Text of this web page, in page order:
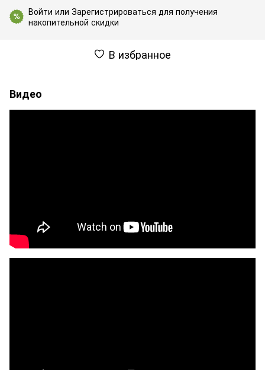
% Войти или Зарегистрироваться для получения
накопительной скидки
В избранное
Видео